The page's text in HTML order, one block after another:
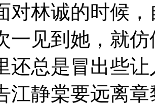
对林诚的时候
一见到她，就
还总是冒出些
江静棠要远离